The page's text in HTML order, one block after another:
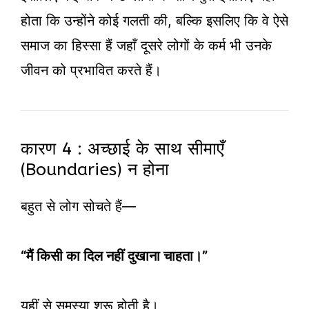
होता कि उन्होंने कोई गलती की, बल्कि इसलिए कि वे ऐसे
समाज का हिस्सा हैं जहाँ दूसरे लोगों के कर्म भी उनके
जीवन को प्रभावित करते हैं।
कारण 4 : अच्छाई के साथ सीमाएँ
(Boundaries) न होना
बहुत से लोग सोचते हैं—
“मैं किसी का दिल नहीं दुखाना चाहता।”
यहीं से समस्या शुरू होती है।